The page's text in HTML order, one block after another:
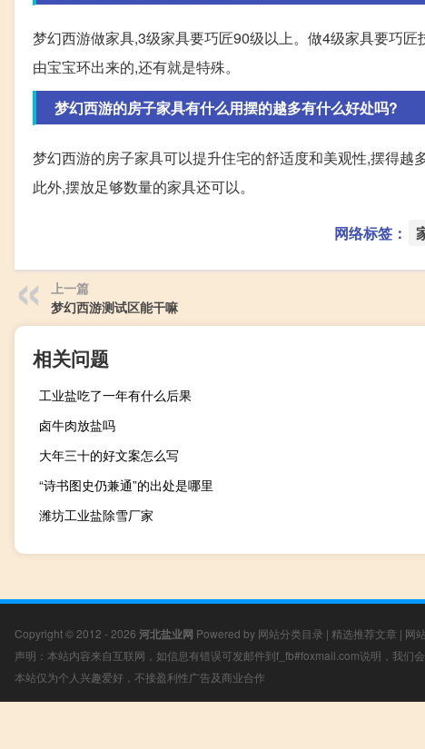
梦幻西游做家具,3级家具要巧匠90级以上。做4级家具要巧
由宝宝环出来的,还有就是特殊。
梦幻西游的房子家具有什么用摆的越多有什么好处吗?
梦幻西游的房子家具可以提升住宅的舒适度和美观性,摆得越
此外,摆放足够数量的家具还可以。
网络标签：
上一篇
梦幻西游测试区能干嘛
相关问题
工业盐吃了一年有什么后果
卤牛肉放盐吗
大年三十的好文案怎么写
“诗书图史仍兼通”的出处是哪里
潍坊工业盐除雪厂家
Copyright © 2012 - 2026 河北盐业网 Powered by 网站分类目录 | 精选推荐文章 | 网
声明：本站内容来自互联网，如信息有错误可发邮件到f_fb#foxmail.com说明，我们
本站仅为个人兴趣爱好，不接盈利性广告及商业合作